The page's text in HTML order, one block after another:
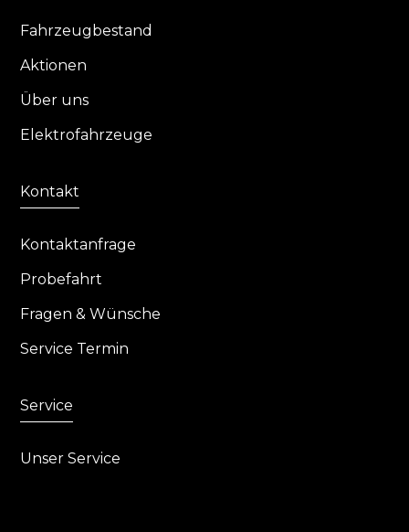
Fahrzeugbestand
Aktionen
Über uns
Elektrofahrzeuge
Kontakt
Kontaktanfrage
Probefahrt
Fragen & Wünsche
Service Termin
Service
Unser Service